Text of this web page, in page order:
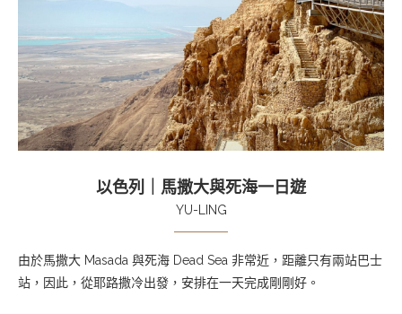
以色列｜馬撒大與死海一日遊
YU-LING
由於馬撒大 Masada 與死海 Dead Sea 非常近，距離只有兩站巴士
站，因此，從耶路撒冷出發，安排在一天完成剛剛好。